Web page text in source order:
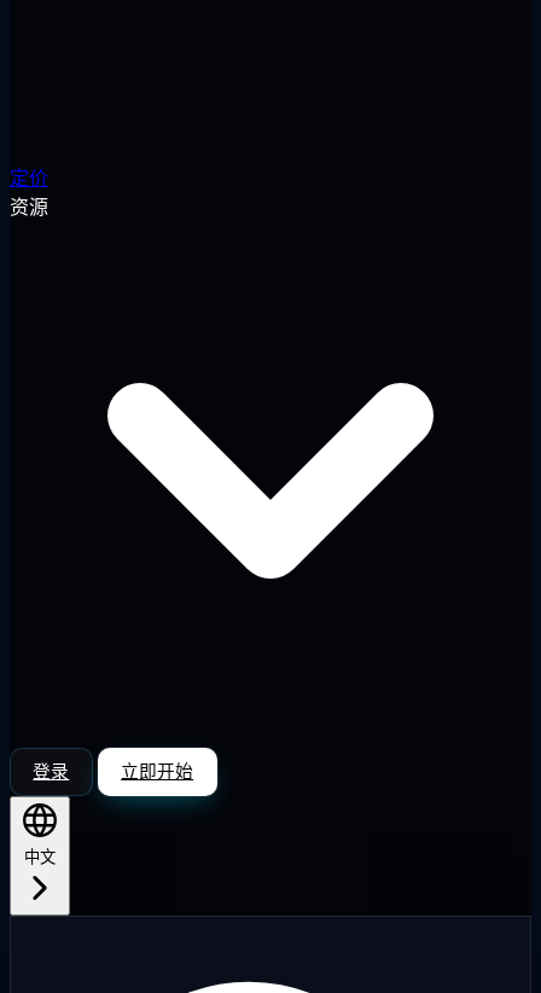
定价
资源
登录 立即开始
中文